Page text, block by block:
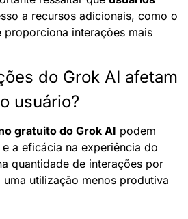
a recursos adicionais, como o
proporciona interações mais
do Grok AI afetam
usuário?
gratuito do Grok AI podem
a eficácia na experiência do
quantidade de interações por
utilização menos produtiva